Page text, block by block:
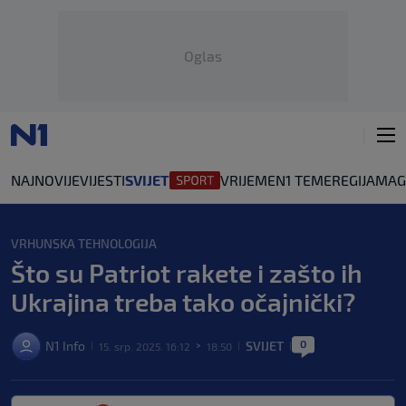
Oglas
NAJNOVIJEVIJESTISVIJET VRIJEMEN1 TEMEREGIJA
VRHUNSKA TEHNOLOGIJA
Što su Patriot rakete i zašto ih
Ukrajina treba tako očajnički?
N1 Info 15. srp. 2025. 16:12 > 18:50 SVIJET 0